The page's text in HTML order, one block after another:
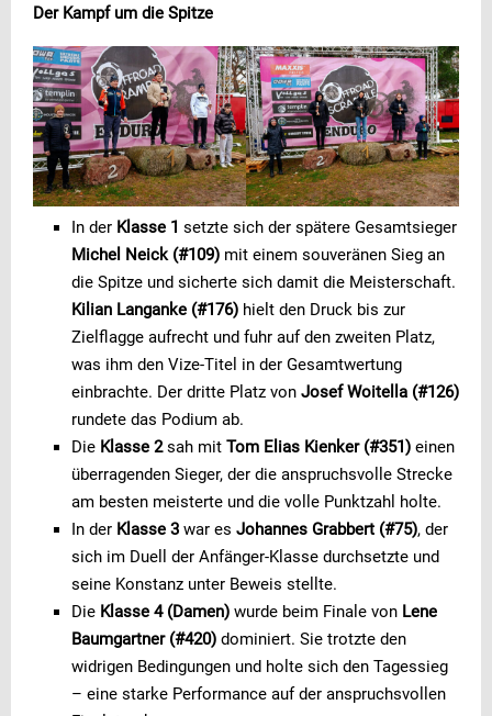
Der Kampf um die Spitze
In der Klasse 1 setzte sich der spätere Gesamtsieger
Michel Neick (#109) mit einem souveränen Sieg an
die Spitze und sicherte sich damit die Meisterschaft.
Kilian Langanke (#176) hielt den Druck bis zur
Zielflagge aufrecht und fuhr auf den zweiten Platz,
was ihm den Vize-Titel in der Gesamtwertung
einbrachte. Der dritte Platz von Josef Woitella (#126)
rundete das Podium ab.
Die Klasse 2sah mit Tom Elias Kienker (#351) einen
überragenden Sieger, der die anspruchsvolle Strecke
am besten meisterte und die volle Punktzahl holte.
In der Klasse 3 war es Johannes Grabbert (#75), der
sich im Duell der Anfänger-Klasse durchsetzte und
seine Konstanz unter Beweis stellte.
Die Klasse 4 (Damen) wurde beim Finale von Lene
Baumgartner (#420) dominiert. Sie trotzte den
widrigen Bedingungen und holte sich den Tagessieg
– eine starke Performance auf der anspruchsvollen